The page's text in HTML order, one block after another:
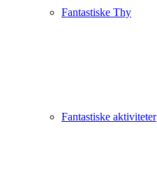
Fantastiske Thy
Fantastiske aktiviteter